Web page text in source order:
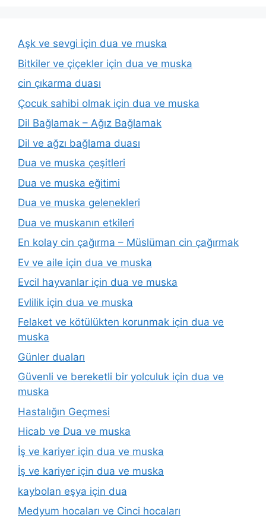
Aşk ve sevgi için dua ve muska
Bitkiler ve çiçekler için dua ve muska
cin çıkarma duası
Çocuk sahibi olmak için dua ve muska
Dil Bağlamak – Ağız Bağlamak
Dil ve ağzı bağlama duası
Dua ve muska çeşitleri
Dua ve muska eğitimi
Dua ve muska gelenekleri
Dua ve muskanın etkileri
En kolay cin çağırma – Müslüman cin çağırmak
Ev ve aile için dua ve muska
Evcil hayvanlar için dua ve muska
Evlilik için dua ve muska
Felaket ve kötülükten korunmak için dua ve
muska
Günler duaları
Güvenli ve bereketli bir yolculuk için dua ve
muska
Hastalığın Geçmesi
Hicab ve Dua ve muska
İş ve kariyer için dua ve muska
İş ve kariyer için dua ve muska
kaybolan eşya için dua
Medyum hocaları ve Cinci hocaları